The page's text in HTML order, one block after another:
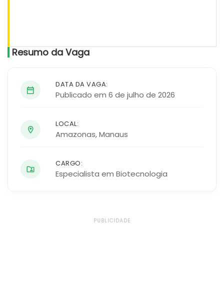
Resumo da Vaga
DATA DA VAGA:
Publicado em 6 de julho de 2026
LOCAL:
Amazonas,Manaus
CARGO:
Especialista em Biotecnologia
PUBLICIDADE